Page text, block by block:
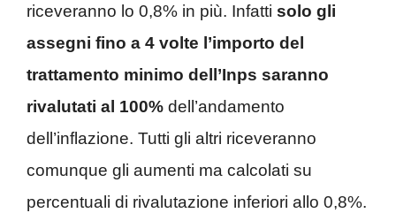
riceveranno lo 0,8% in più. Infatti solo gli
assegni fino a 4 volte l’importo del
trattamento minimo dell’Inps saranno
rivalutati al 100% dell’andamento
dell’inflazione. Tutti gli altri riceveranno
comunque gli aumenti ma calcolati su
percentuali di rivalutazione inferiori allo 0,8%.